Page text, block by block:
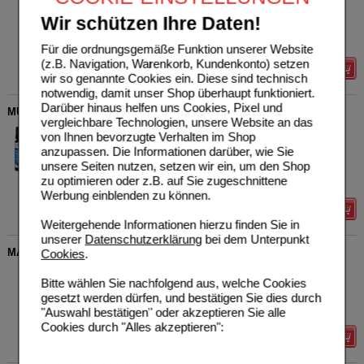
Wir schützen Ihre Daten!
Für die ordnungsgemäße Funktion unserer Website
(z.B. Navigation, Warenkorb, Kundenkonto) setzen
wir so genannte Cookies ein. Diese sind technisch
notwendig, damit unser Shop überhaupt funktioniert.
Darüber hinaus helfen uns Cookies, Pixel und
vergleichbare Technologien, unsere Website an das
von Ihnen bevorzugte Verhalten im Shop
anzupassen. Die Informationen darüber, wie Sie
unsere Seiten nutzen, setzen wir ein, um den Shop
zu optimieren oder z.B. auf Sie zugeschnittene
Werbung einblenden zu können.
Weitergehende Informationen hierzu finden Sie in
unserer Datenschutzerklärungbei dem Unterpunkt
Cookies.
Bitte wählen Sie nachfolgend aus, welche Cookies
gesetzt werden dürfen, und bestätigen Sie dies durch
"Auswahl bestätigen" oder akzeptieren Sie alle
Cookies durch "Alles akzeptieren":
Casida GmbH
17975409
90St Kapseln
UVP
Unser Preis*
Sie sparen 3,99 €
Details
MUND-GESUND Fluid Repair & Protect
Casida GmbH
10086681
10ml Öl
UVP**
Unser Preis*
Sie sparen 3,16 €
Grundpreis
MAGNESIUMCITRAT Kapseln Vital
14362474
120St Kapseln
UVP**
Unser Preis * 14,99 €
Sie sparen